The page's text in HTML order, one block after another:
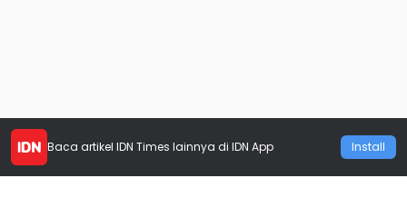
Baca artikel IDN Times lainnya di IDN App Install